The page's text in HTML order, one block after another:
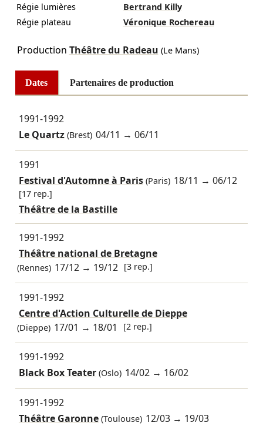
Régie lumières
Bertrand Killy
Régie plateau
Véronique Rochereau
Production Théâtre du Radeau (Le Mans)
Dates Partenaires de production
1991-1992
Le Quartz(Brest) 04/11 →06/11
1991
Festival d'Automne à Paris(Paris) 18/11 →06/12
[17 rep.]
Théâtre de la Bastille
1991-1992
Théâtre national de Bretagne
(Rennes) 17/12 → 19/12 [3 rep.]
1991-1992
Centre d'Action Culturelle de Dieppe
(Dieppe) 17/01 → 18/01 [2 rep.]
1991-1992
Black Box Teater(Oslo) 14/02 → 16/02
1991-1992
Théâtre Garonne(Toulouse) 12/03 → 19/03